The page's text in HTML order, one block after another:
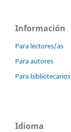
Información
Para lectores/as
Para autores
Para bibliotecarios
Idioma